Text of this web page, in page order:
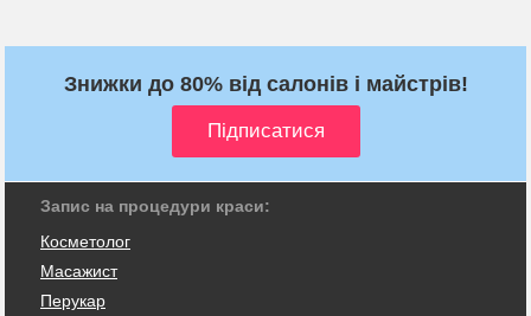
Знижки до 80% від салонів і майстрів!
Запис на процедури краси:
Косметолог
Масажист
Перукар